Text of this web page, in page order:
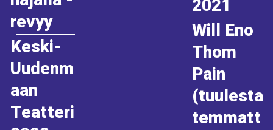
revyy
Keski-
Uudenm
aan
Teatteri
2021
Will Eno
Thom
Pain
(tuulesta
temmatt